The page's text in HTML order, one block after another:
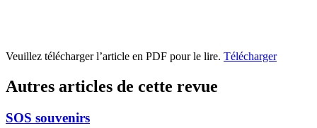
Veuillez télécharger l’article en PDF pour le lire. Télécharger
Autres articles de cette revue
SOS souvenirs